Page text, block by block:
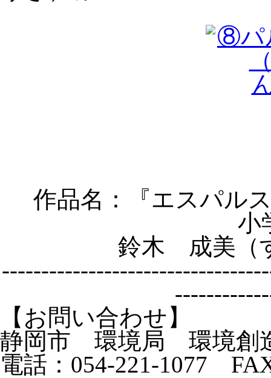
作品名：『エスパル
小
鈴木 成美（
【お問い合わせ】
静岡市 環境局 環境創
電話：054-221-1077